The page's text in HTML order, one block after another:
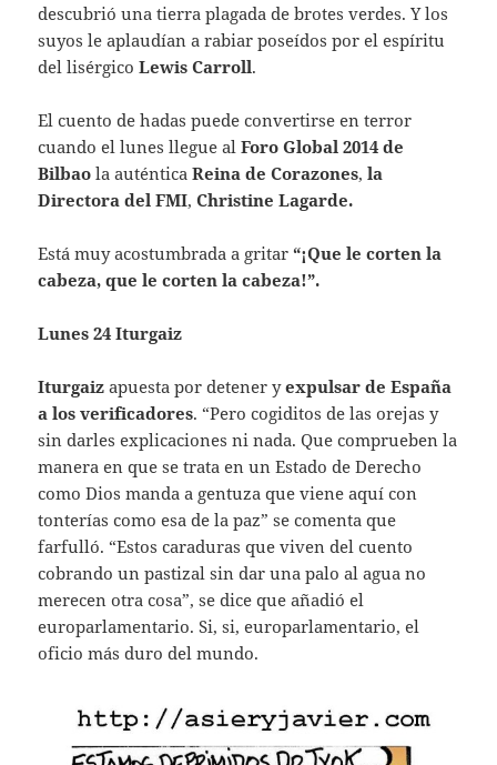
descubrió una tierra plagada de brotes verdes. Y los
suyos le aplaudían a rabiar poseídos por el espíritu
del lisérgicoLewis Carroll.
El cuento de hadas puede convertirse en terror
cuando el lunes llegue alForo Global 2014 de
Bilbao la auténticaReina de Corazones,la
Directora del FMI,Christine Lagarde.
Está muy acostumbrada a gritar“¡Que le corten la
cabeza, que le corten la cabeza!”.
Lunes 24 Iturgaiz
Iturgaizapuesta por detener yexpulsar de España
a los verificadores. “Pero cogiditos de las orejas y
sin darles explicaciones ni nada. Que comprueben la
manera en que se trata en un Estado de Derecho
como Dios manda a gentuza que viene aquí con
tonterías como esa de la paz” se comenta que
farfulló. “Estos caraduras que viven del cuento
cobrando un pastizal sin dar una palo al agua no
merecen otra cosa”, se dice que añadió el
europarlamentario. Si, si, europarlamentario, el
oficio más duro del mundo.